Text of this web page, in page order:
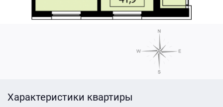
Характеристики квартиры
Отправить